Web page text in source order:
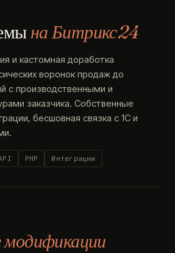
на Битрикс24
и кастомная доработка
воронок продаж до
с производственными и
заказчика. Собственные
бесшовная связка с 1С и
PHP Интеграции